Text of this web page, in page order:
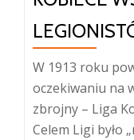
W 1913 roku
oczekiwaniu na
zbrojny – Liga
Celem Ligi było